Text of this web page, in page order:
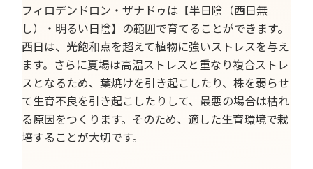
フィロデンドロン・ザナドゥは【半日陰（西日無
し）・明るい日陰】の範囲で育てることができます。
西日は、光飽和点を超えて植物に強いストレスを与え
ます。さらに夏場は高温ストレスと重なり複合ストレ
スとなるため、葉焼けを引き起こしたり、株を弱らせ
て生育不良を引き起こしたりして、最悪の場合は枯れ
る原因をつくります。そのため、適した生育環境で栽
培することが大切です。